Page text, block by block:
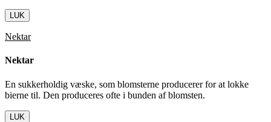
LUK
Nektar
Nektar
En sukkerholdig væske, som blomsterne producerer for at lokke
bierne til. Den produceres ofte i bunden af blomsten.
LUK